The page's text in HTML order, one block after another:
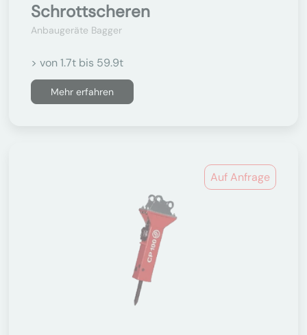
Schrottscheren
Anbaugeräte Bagger
> von 1.7t bis 59.9t
Mehr erfahren
Auf Anfrage